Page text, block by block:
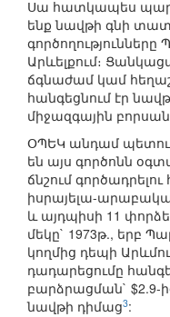
Սա հատկապես
ենք նավթի գնի
Արևելքում։
ճգնաժամ կամ
հանգեցնում էր
միջազգային
ՕՊԵԿ անդամ
են այս գործոնն
ճնշում
իսրայելա-
և այդպիսի 11
մեկը` 1973թ., երբ
կողմից դեպի
դադարեցումը
բարձրացման` $2.9-
նավթի դիմաց3: